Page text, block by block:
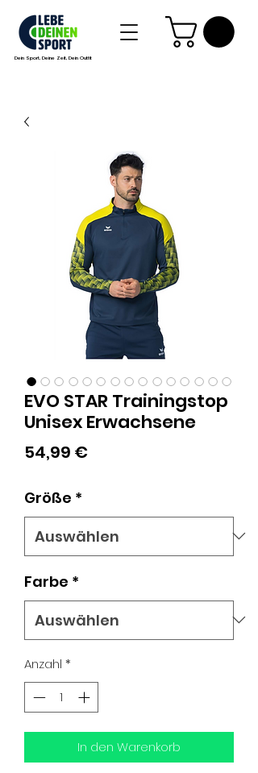
Dein Sport, Deine Zeit, Dein Outfit
EVO STAR Trainingstop
Unisex Erwachsene
54,99 €Preis
Größe *
Farbe *
Anzahl *
In den Warenkorb